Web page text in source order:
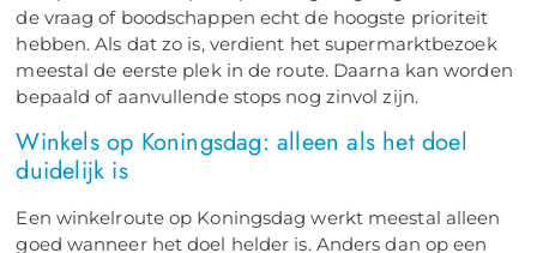
de vraag of boodschappen echt de hoogste prioriteit
hebben. Als dat zo is, verdient het supermarktbezoek
meestal de eerste plek in de route. Daarna kan worden
bepaald of aanvullende stops nog zinvol zijn.
Winkels op Koningsdag: alleen als het doel
duidelijk is
Een winkelroute op Koningsdag werkt meestal alleen
goed wanneer het doel helder is. Anders dan op een